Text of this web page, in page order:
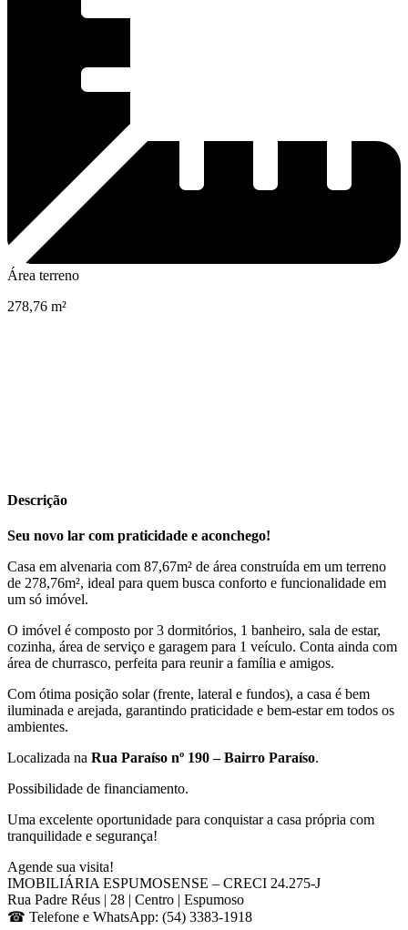
Área terreno
278,76 m²
Descrição
Seu novo lar com praticidade e aconchego!
Casa em alvenaria com 87,67m² de área construída em um terreno
de 278,76m², ideal para quem busca conforto e funcionalidade em
um só imóvel.
O imóvel é composto por 3 dormitórios, 1 banheiro, sala de estar,
cozinha, área de serviço e garagem para 1 veículo. Conta ainda com
área de churrasco, perfeita para reunir a família e amigos.
Com ótima posição solar (frente, lateral e fundos), a casa é bem
iluminada e arejada, garantindo praticidade e bem-estar em todos os
ambientes.
Localizada na Rua Paraíso nº 190 – Bairro Paraíso.
Possibilidade de financiamento.
Uma excelente oportunidade para conquistar a casa própria com
tranquilidade e segurança!
Agende sua visita!
IMOBILIÁRIA ESPUMOSENSE – CRECI 24.275-J
Rua Padre Réus | 28 | Centro | Espumoso
☎ Telefone e WhatsApp: (54) 3383-1918